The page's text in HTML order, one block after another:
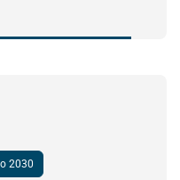
2030